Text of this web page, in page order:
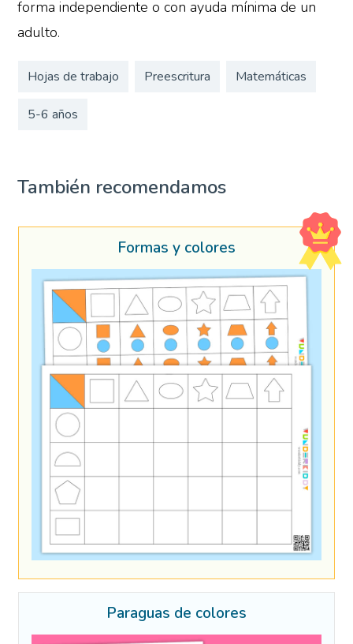
forma independiente o con ayuda mínima de un
adulto.
Hojas de trabajo Preescritura Matemáticas
5-6 años
También recomendamos
Formas y colores
Paraguas de colores